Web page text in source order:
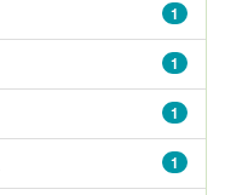
1
1
1
1